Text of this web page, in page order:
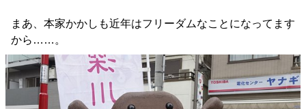
まあ、本家かかしも近年はフリーダムなことになってます
から……。